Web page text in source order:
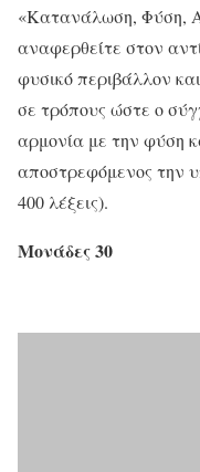
«Κατανάλωση, Φύση,
αναφερθείτε στον
φυσικό περιβάλλον
σε τρόπους ώστε ο
αρμονία με την φύση
αποστρεφόμενος την
400 λέξεις).
Μονάδες 30